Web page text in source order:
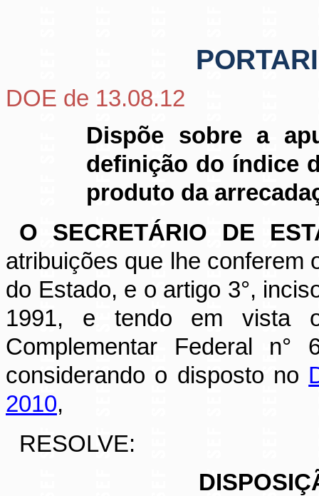
DOE de 13.08.12
Dispõe sobre a
definição do índice
produto da
O SECRETÁRIO DE
atribuições que lhe conferem
do Estado, e o artigo 3°,
1991, e tendo em vista
Complementar Federal
considerando o disposto no
2010,
RESOLVE: